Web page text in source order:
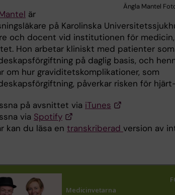
Ängla Mantel
är
på Karolinska
och docent vid institutionen för medicin,
Hon arbetar kliniskt med patienter
på daglig basis, och
om hur graviditetskomplikationer, som
påverkar risken för
på avsnittet via iTunes
via Spotify
kan du läsa en transkriberad version av